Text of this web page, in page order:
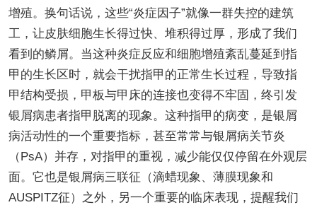
增殖。换句话说，这些“炎症因子”就像一群失控的建筑
工，让皮肤细胞生长得过快、堆积得过厚，形成了我们
看到的鳞屑。当这种炎症反应和细胞增殖紊乱蔓延到指
甲的生长区时，就会干扰指甲的正常生长过程，导致指
甲结构受损，甲板与甲床的连接也变得不牢固，终引发
银屑病患者指甲脱离的现象。这种指甲的病变，是银屑
病活动性的一个重要指标，甚至常常与银屑病关节炎
（PsA）并存，对指甲的重视，减少能仅仅停留在外观层
面。它也是银屑病三联征（滴蜡现象、薄膜现象和
AUSPITZ征）之外，另一个重要的临床表现，提醒我们